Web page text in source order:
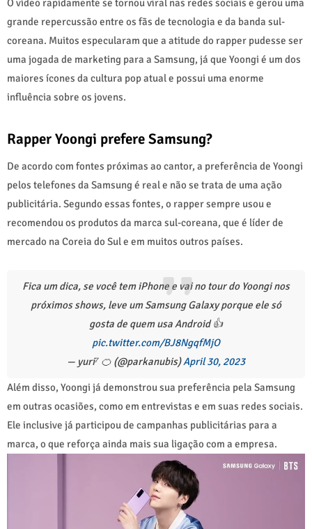
O vídeo rapidamente se tornou viral nas redes sociais e gerou uma
grande repercussão entre os fãs de tecnologia e da banda sul-
coreana. Muitos especularam que a atitude do rapper pudesse ser
uma jogada de marketing para a Samsung, já que Yoongi é um dos
maiores ícones da cultura pop atual e possui uma enorme
influência sobre os jovens.
Rapper Yoongi prefere Samsung?
De acordo com fontes próximas ao cantor, a preferência de Yoongi
pelos telefones da Samsung é real e não se trata de uma ação
publicitária. Segundo essas fontes, o rapper sempre usou e
recomendou os produtos da marca sul-coreana, que é líder de
mercado na Coreia do Sul e em muitos outros países.
Fica um dica, se você tem iPhone e vai no tour do Yoongi nos
próximos shows, leve um Samsung Galaxy porque ele só
gosta de quem usa Android 👍
pic.twitter.com/BJ8NgqfMjO
— yuri⁷ 🍊 (@parkanubis)April 30, 2023
Além disso, Yoongi já demonstrou sua preferência pela Samsung
em outras ocasiões, como em entrevistas e em suas redes sociais.
Ele inclusive já participou de campanhas publicitárias para a
marca, o que reforça ainda mais sua ligação com a empresa.